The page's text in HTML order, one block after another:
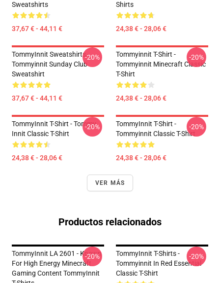
Sweatshirts
37,67 € - 44,11 €
Shirts
24,38 € - 28,06 €
TommyInnit Sweatshirts -
Tommyinnit Sunday Club
Sweatshirt
37,67 € - 44,11 €
-20%
Tommyinnit T-Shirt -
Tommyinnit Minecraft Classic
T-Shirt
24,38 € - 28,06 €
-20%
TommyInnit T-Shirt - Tommy
Innit Classic T-Shirt
24,38 € - 28,06 €
-20%
TommyInnit T-Shirt -
Tommyinnit Classic T-Shirt
24,38 € - 28,06 €
-20%
VER MÁS
Productos relacionados
TommyInnit LA 2601 - Known
For High Energy Minecraft
Gaming Content TommyInnit
-20%
TommyInnit T-Shirts -
Tommyinnit In Red Essential
Classic T-Shirt
-20%